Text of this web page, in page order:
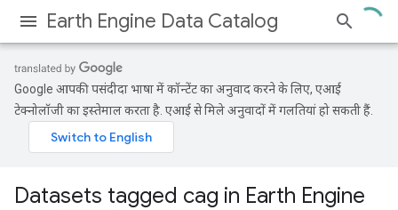
Earth Engine Data Catalog
Google आपकी पसंदीदा भाषा में कॉन्टेंट का अनुवाद करने के लिए, एआई
टेक्नोलॉजी का इस्तेमाल करता है. एआई से मिले अनुवादों में गलतियां हो सकती हैं.
Datasets tagged cag in Earth Engine